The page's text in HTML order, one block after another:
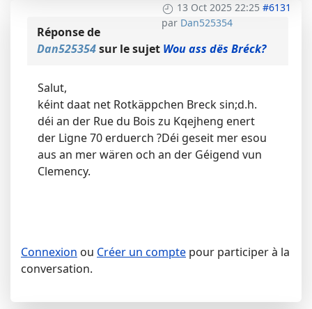
13 Oct 2025 22:25 #6131
par Dan525354
Réponse de
Dan525354sur le sujet Wou ass dës Bréck?
Salut,
kéint daat net Rotkäppchen Breck sin;d.h.
déi an der Rue du Bois zu Kqejheng enert
der Ligne 70 erduerch ?Déi geseit mer esou
aus an mer wären och an der Géigend vun
Clemency.
Connexion ou Créer un compte pour participer à la
conversation.